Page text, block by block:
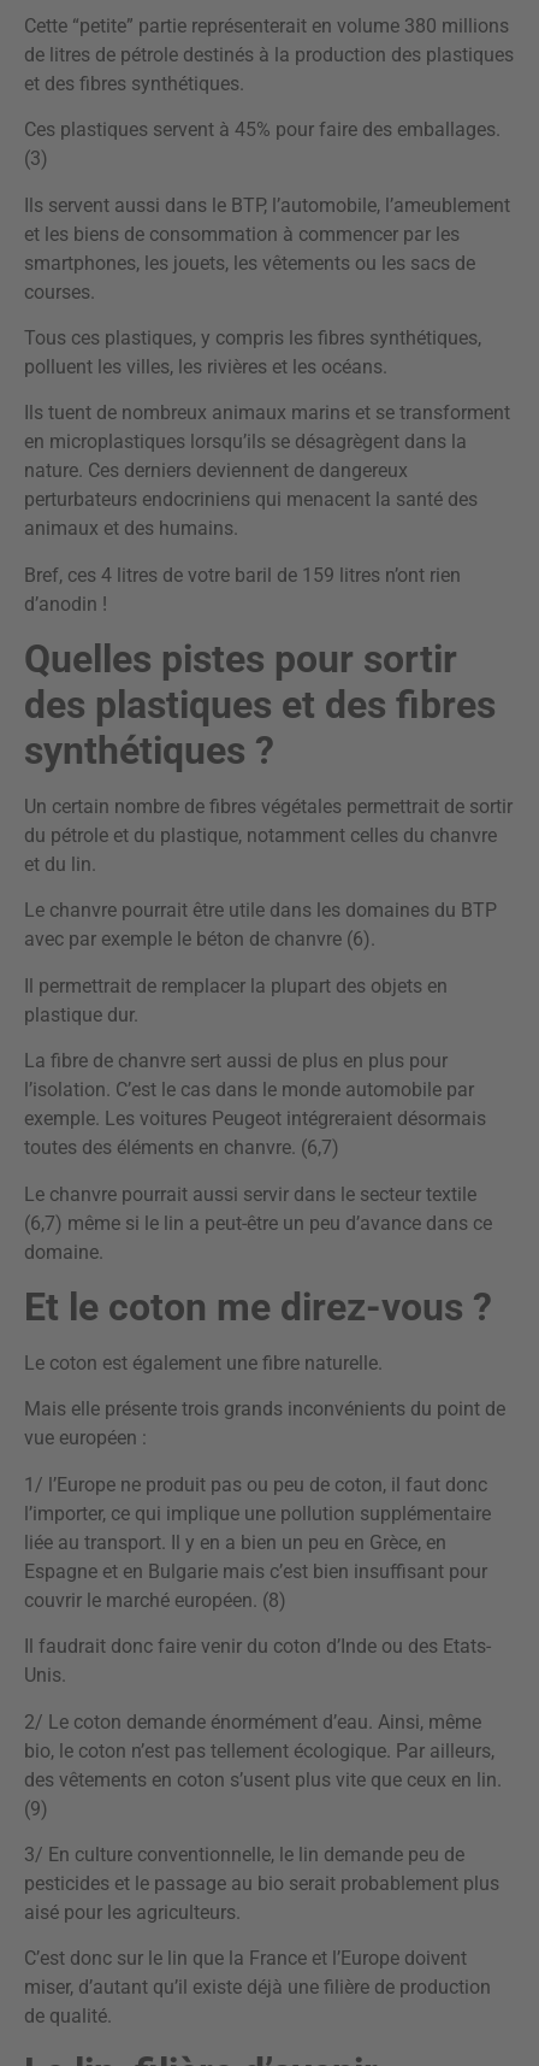
Cette “petite” partie représenterait en volume 380 millions
de litres de pétrole destinés à la production des plastiques
et des fibres synthétiques.
Ces plastiques servent à 45% pour faire des emballages.
(3)
Ils servent aussi dans le BTP, l’automobile, l’ameublement
et les biens de consommation à commencer par les
smartphones, les jouets, les vêtements ou les sacs de
courses.
Tous ces plastiques, y compris les fibres synthétiques,
polluent les villes, les rivières et les océans.
Ils tuent de nombreux animaux marins et se transforment
en microplastiques lorsqu’ils se désagrègent dans la
nature. Ces derniers deviennent de dangereux
perturbateurs endocriniens qui menacent la santé des
animaux et des humains.
Bref, ces 4 litres de votre baril de 159 litres n’ont rien
d’anodin !
Quelles pistes pour sortir
des plastiques et des fibres
synthétiques ?
Un certain nombre de fibres végétales permettrait de sortir
du pétrole et du plastique, notamment celles du chanvre
et du lin.
Le chanvre pourrait être utile dans les domaines du BTP
avec par exemple le béton de chanvre (6).
Il permettrait de remplacer la plupart des objets en
plastique dur.
La fibre de chanvre sert aussi de plus en plus pour
l’isolation. C’est le cas dans le monde automobile par
exemple. Les voitures Peugeot intégreraient désormais
toutes des éléments en chanvre. (6,7)
Le chanvre pourrait aussi servir dans le secteur textile
(6,7) même si le lin a peut-être un peu d’avance dans ce
domaine.
Et le coton me direz-vous ?
Le coton est également une fibre naturelle.
Mais elle présente trois grands inconvénients du point de
vue européen :
1/ l’Europe ne produit pas ou peu de coton, il faut donc
l’importer, ce qui implique une pollution supplémentaire
liée au transport. Il y en a bien un peu en Grèce, en
Espagne et en Bulgarie mais c’est bien insuffisant pour
couvrir le marché européen. (8)
Il faudrait donc faire venir du coton d’Inde ou des Etats-
Unis.
2/ Le coton demande énormément d’eau. Ainsi, même
bio, le coton n’est pas tellement écologique. Par ailleurs,
des vêtements en coton s’usent plus vite que ceux en lin.
(9)
3/ En culture conventionnelle, le lin demande peu de
pesticides et le passage au bio serait probablement plus
aisé pour les agriculteurs.
C’est donc sur le lin que la France et l’Europe doivent
miser, d’autant qu’il existe déjà une filière de production
de qualité.